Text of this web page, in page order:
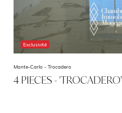
Exclusivité
Monte-Carlo - Trocadero
4 PIECES - 'TROCADERO'